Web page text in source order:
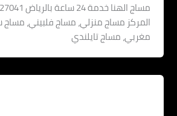
المركز مساج منزلي، مساج فلبيني،
مغربي، مساج تايلندي